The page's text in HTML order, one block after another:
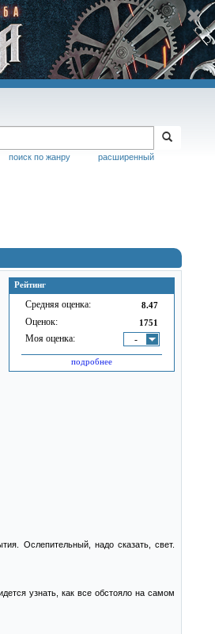
расширенный
поиск по жанру
Рейтинг
Средняя оценка: 8.47
Оценок: 1751
Моя оценка: -
подробнее
Ослепительный, надо сказать, свет.
узнать, как все обстояло на самом